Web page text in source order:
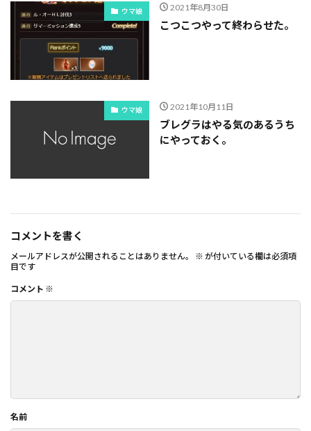
ウマ娘 2021年8月30日
こつこつやって終わらせた。
ウマ娘 2021年10月11日
ブレグラはやる気のあるうち
にやっておく。
コメントを書く
メールアドレスが公開されることはありません。 ※ が付いている欄は必須項
目です
コメント ※
名前